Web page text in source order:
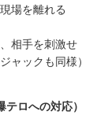
場を離れる
相手を刺激せ
ャックも同様）
ロへの対応）